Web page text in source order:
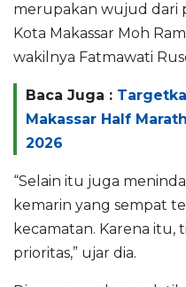
merupakan wujud dari
Kota Makassar Moh
wakilnya Fatmawati
Baca Juga :
Makassar Half
2026
“Selain itu juga
kemarin yang sempat
kecamatan. Karena itu,
prioritas,” ujar dia.